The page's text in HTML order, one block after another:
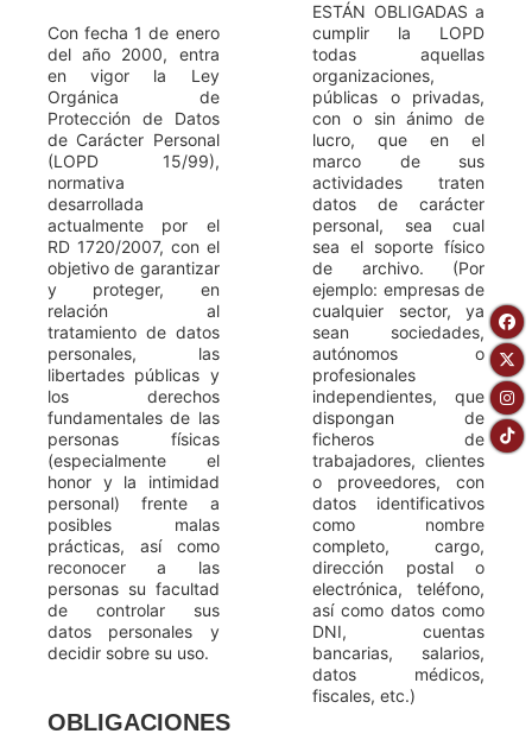
Con fecha 1 de enero
del año 2000, entra
en vigor la Ley
Orgánica de
Protección de Datos
de Carácter Personal
(LOPD 15/99),
normativa
desarrollada
actualmente por el
RD 1720/2007, con el
objetivo de garantizar
y proteger, en
relación al
tratamiento de datos
personales, las
libertades públicas y
los derechos
fundamentales de las
personas físicas
(especialmente el
honor y la intimidad
personal) frente a
posibles malas
prácticas, así como
reconocer a las
personas su facultad
de controlar sus
datos personales y
decidir sobre su uso.
OBLIGACIONES
ESTÁN OBLIGADAS a
cumplir la LOPD
todas aquellas
organizaciones,
públicas o privadas,
con o sin ánimo de
lucro, que en el
marco de sus
actividades traten
datos de carácter
personal, sea cual
sea el soporte físico
de archivo. (Por
ejemplo: empresas de
cualquier sector, ya
sean sociedades,
autónomos o
profesionales
independientes, que
dispongan de
ficheros de
trabajadores, clientes
o proveedores, con
datos identificativos
como nombre
completo, cargo,
dirección postal o
electrónica, teléfono,
así como datos como
DNI, cuentas
bancarias, salarios,
datos médicos,
fiscales, etc.)